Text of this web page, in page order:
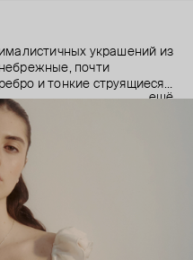
украшений из
почти
и тонкие струящиеся
соединили силу и
классический дизайн.
подчеркнут? Выбор за
ещё